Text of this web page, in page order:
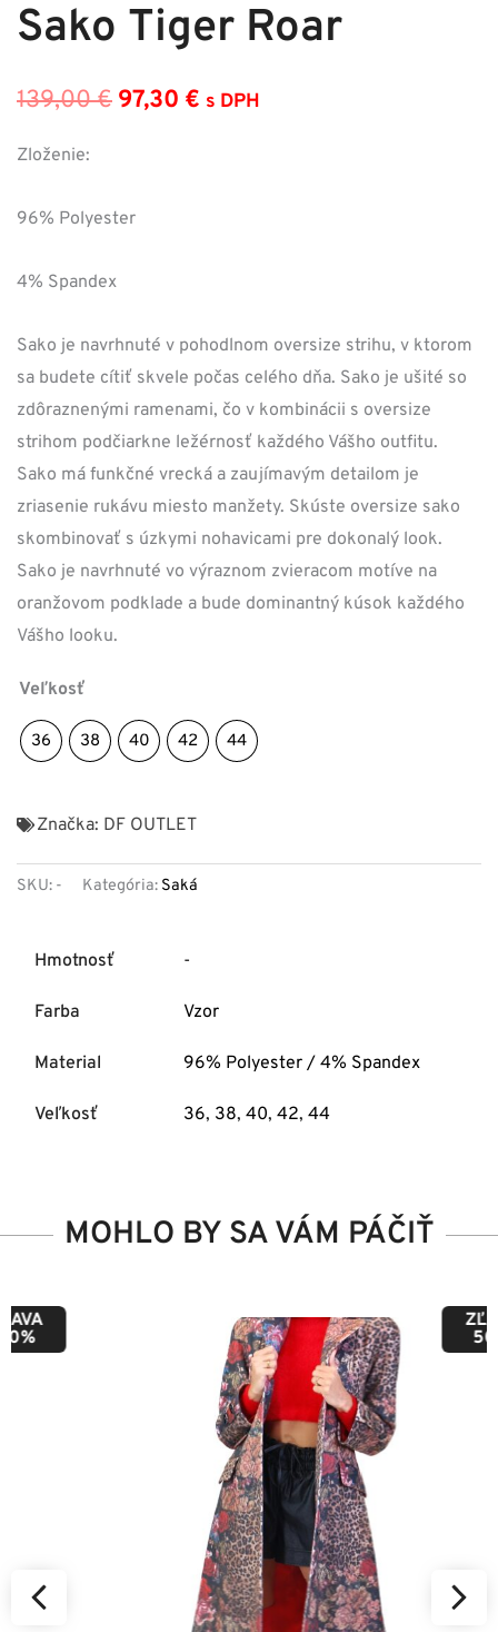
Sako Tiger Roar
139,00€ Pôvodná
97,30 € Aktuálna
s DPH
Zloženie:
96% Polyester
4% Spandex
Sako je navrhnuté v pohodlnom oversize strihu, v ktorom
sa budete cítiť skvele počas celého dňa. Sako je ušité so
zdôraznenými ramenami, čo v kombinácii s oversize
strihom podčiarkne ležérnosť každého Vášho outfitu.
Sako má funkčné vrecká a zaujímavým detailom je
zriasenie rukávu miesto manžety. Skúste oversize sako
skombinovať s úzkymi nohavicami pre dokonalý look.
Sako je navrhnuté vo výraznom zvieracom motíve na
oranžovom podklade a bude dominantný kúsok každého
Vášho looku.
Veľkosť
36 38 40 42 44
Značka: DF OUTLET
SKU: - Kategória: Saká
Hmotnosť -
Farba Vzor
Material 96% Polyester / 4% Spandex
Veľkosť 36, 38, 40, 42, 44
MOHLO BY SA VÁM PÁČIŤ